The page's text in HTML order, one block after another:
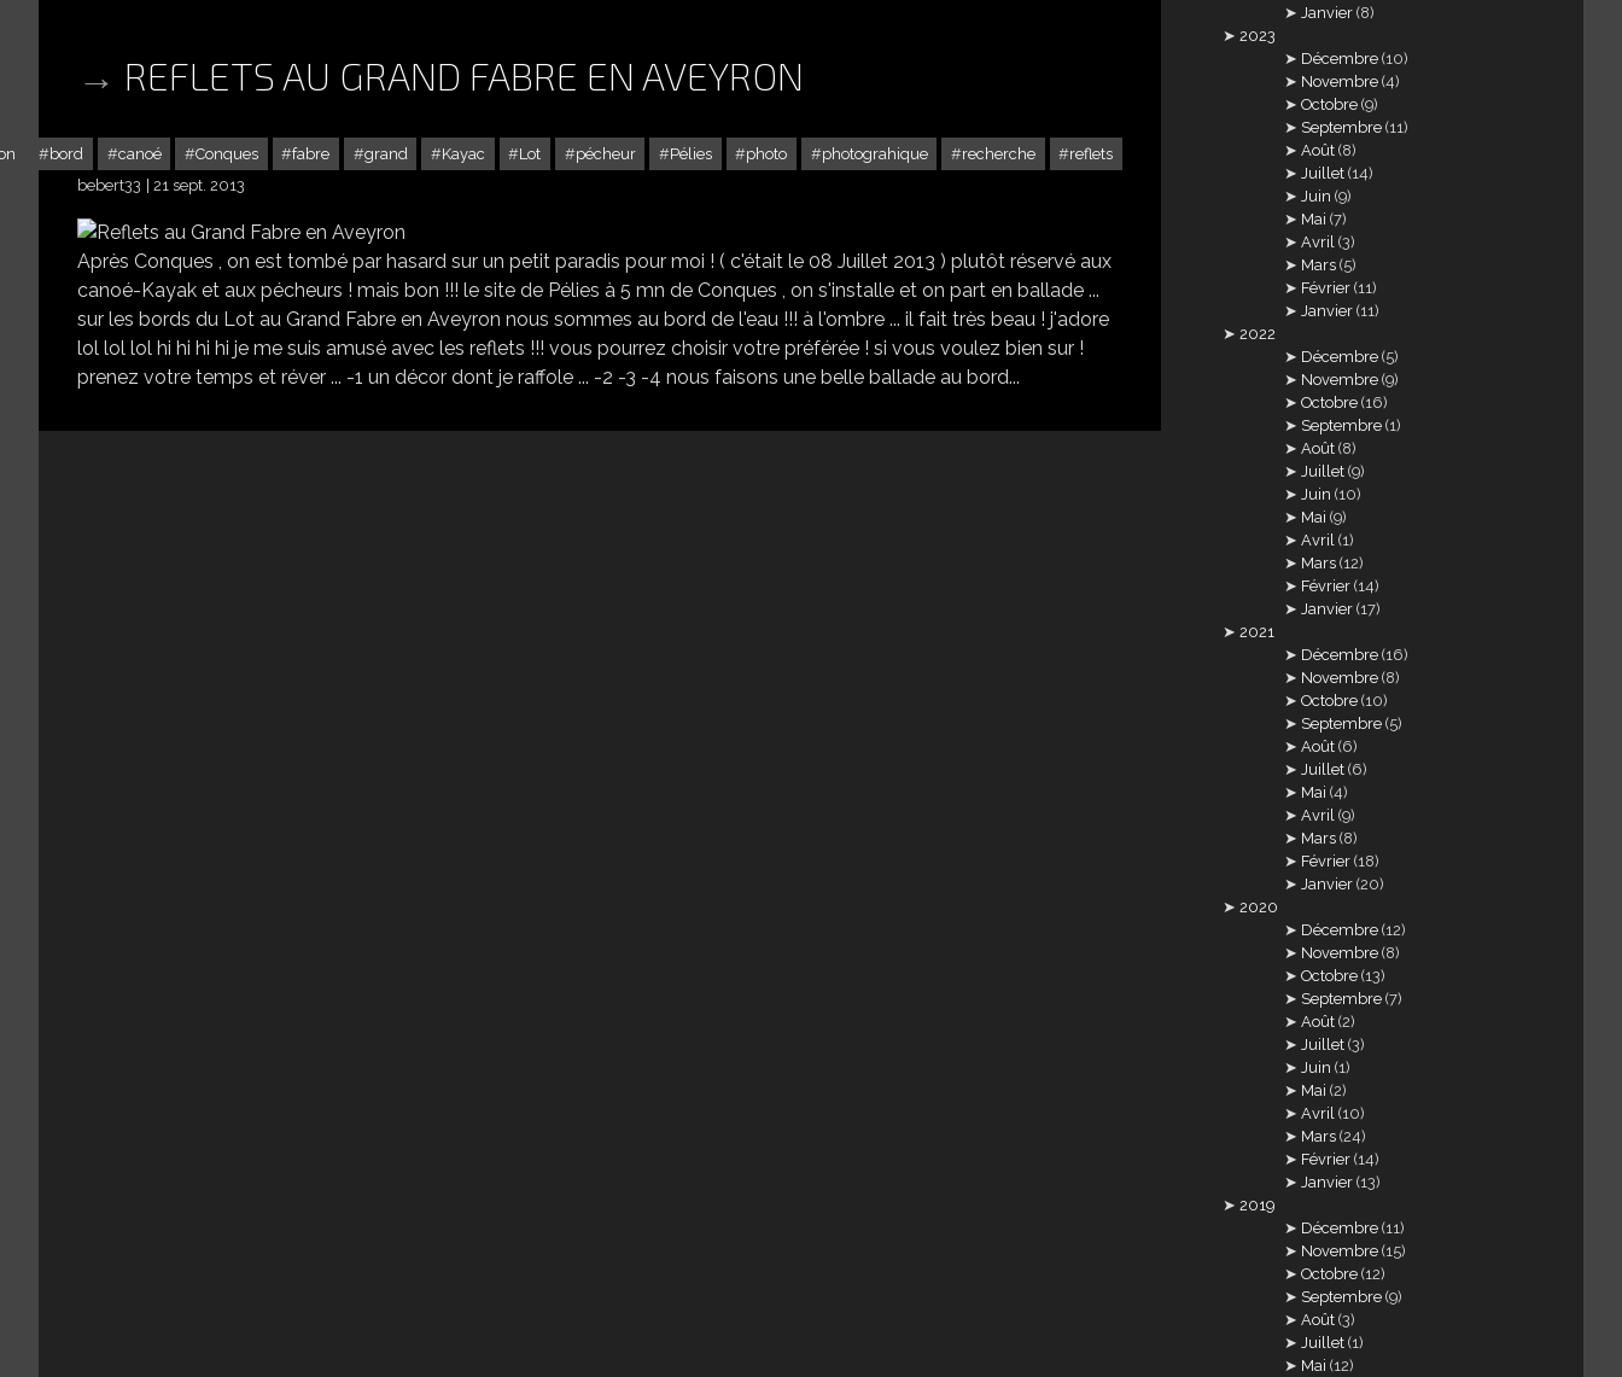
REFLETS AU GRAND FABRE EN AVEYRON
bord canoé Conques fabre grand Kayac Lot pécheur Pélies photo photograhique recherche
reflets
bebert33
21 sept. 2013
Après Conques , on est tombé par hasard sur un petit paradis pour moi ! ( c'était le 08 Juillet 2013 ) plutôt réservé aux
canoé-Kayak et aux pécheurs ! mais bon !!! le site de Pélies à 5 mn de Conques , on s'installe et on part en ballade ...
sur les bords du Lot au Grand Fabre en Aveyron nous sommes au bord de l'eau !!! à l'ombre ... il fait très beau ! j'adore
lol lol lol hi hi hi hi je me suis amusé avec les reflets !!! vous pourrez choisir votre préférée ! si vous voulez bien sur !
prenez votre temps et réver ... -1 un décor dont je raffole ... -2 -3 -4 nous faisons une belle ballade au bord...
Janvier (8)
2023
Décembre (10)
Novembre (4)
Octobre (9)
Septembre (11)
Août (8)
Juillet (14)
Juin (9)
Mai (7)
Avril (3)
Mars (5)
Février (11)
Janvier (11)
2022
Décembre (5)
Novembre (9)
Octobre (16)
Septembre (1)
Août (8)
Juillet (9)
Juin (10)
Mai (9)
Avril (1)
Mars (12)
Février (14)
Janvier (17)
2021
Décembre (16)
Novembre (8)
Octobre (10)
Septembre (5)
Août (6)
Juillet (6)
Mai (4)
Avril (9)
Mars (8)
Février (18)
Janvier (20)
2020
Décembre (12)
Novembre (8)
Octobre (13)
Septembre (7)
Août (2)
Juillet (3)
Juin (1)
Mai (2)
Avril (10)
Mars (24)
Février (14)
Janvier (13)
2019
Décembre (11)
Novembre (15)
Octobre (12)
Septembre (9)
Août (3)
Juillet (1)
Mai (12)